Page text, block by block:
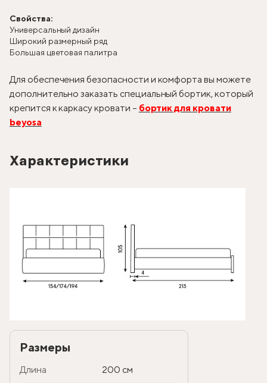
Свойства:
Универсальный дизайн
Широкий размерный ряд
Большая цветовая палитра
Для обеспечения безопасности и комфорта вы можете
дополнительно заказать специальный бортик, который
крепится к каркасу кровати – бортик для кровати
beyosa
Характеристики
Размеры
Длина 200 см